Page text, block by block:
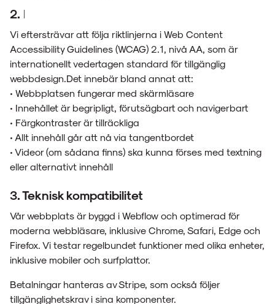
2. Riktlinjer och standarder
Vi eftersträvar att följa riktlinjerna i Web Content
Accessibility Guidelines (WCAG) 2.1, nivå AA, som är
internationellt vedertagen standard för tillgänglig
webbdesign.Det innebär bland annat att:
• Webbplatsen fungerar med skärmläsare
• Innehållet är begripligt, förutsägbart och navigerbart
• Färgkontraster är tillräckliga
• Allt innehåll går att nå via tangentbordet
• Videor (om sådana finns) ska kunna förses med textning
eller alternativt innehåll
3. Teknisk kompatibilitet
Vår webbplats är byggd i Webflow och optimerad för
moderna webbläsare, inklusive Chrome, Safari, Edge och
Firefox. Vi testar regelbundet funktioner med olika enheter,
inklusive mobiler och surfplattor.
Betalningar hanteras av Stripe, som också följer
tillgänglighetskrav i sina komponenter.